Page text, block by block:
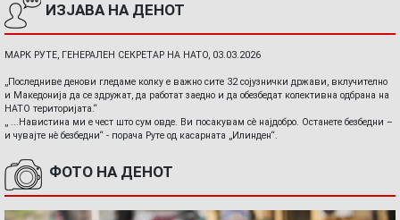
ИЗЈАВА НА ДЕНОТ
МАРК РУТЕ, ГЕНЕРАЛЕН СЕКРЕТАР НА НАТО, 03.03.2026
„Последниве денови гледаме колку е важно сите 32 сојузнички држави, вклучително
и Македонија да се здружат, да работат заедно и да обезбедат колективна одбрана на
НАТО територијата.“
„ ...Навистина ми е чест што сум овде. Ви посакувам сè најдобро. Останете безбедни –
и чувајте нè безбедни“ - порача Руте од касарната „Илинден“.
ФОТО НА ДЕНОТ